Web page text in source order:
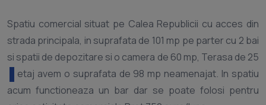
Spatiu comercial situat pe Calea Republicii cu acces din
strada principala, in suprafata de 101 mp pe parter cu 2 bai
si spatii de depozitare si o camera de 60 mp, Terasa de 25
etaj avem o suprafata de 98 mp neamenajat. In spatiu
acum functioneaza un bar dar se poate folosi pentru